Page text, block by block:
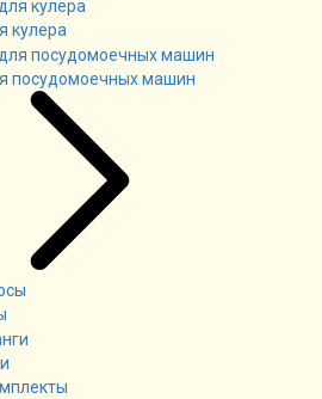
кулера
посудомоечных машин